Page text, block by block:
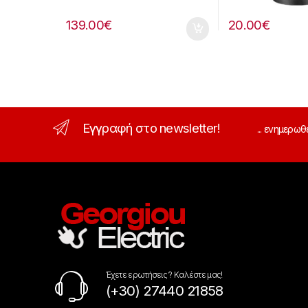
139.00€ 20.00€
Εγγραφή στο newsletter! ...
Έχετε ερωτήσεις ? Καλέστε μας!
(+30) 27440 21858